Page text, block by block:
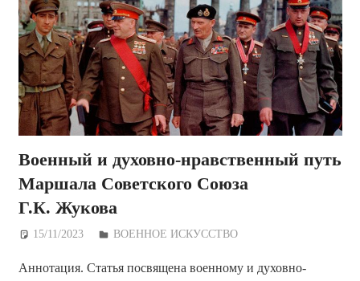
Военный и духовно-нравственный путь
Маршала Советского Союза
Г.К. Жукова
15/11/2023 Дежурный по Редакции
ВОЕННОЕ ИСКУССТВО
Аннотация. Статья посвящена военному и духовно-